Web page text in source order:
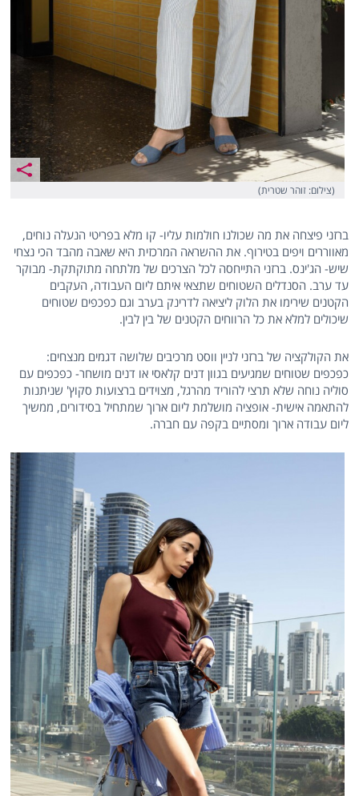
(צילום: זוהר שטרית)
ברזני פיצחה את מה שכולנו חולמות עליו- קו מלא בפריטי הנעלה נוחים,
מאווררים ויפים בטירוף. את ההשראה המרכזית היא שאבה מהבד הכי נצחי
שיש- הג'ינס. ברזני התייחסה לכל הצרכים של מלתחה מתוקתקת- מבוקר
עד ערב. הסנדלים השטוחים שתצאי איתם ליום העבודה, העקבים
הקטנים שירימו את הלוק ליציאה לדרינק בערב וגם כפכפים שטוחים
שיכולים למלא את כל הרווחים הקטנים של בין לבין.
את הקולקציה של ברזני לניין ווסט מרכיבים שלושה דגמים מנצחים:
כפכפים שטוחים שמגיעים בגוון דנים קלאסי או דנים מושחר- כפכפים עם
סוליה נוחה שלא תרצי להוריד מהרגל, מצוידים ברצועות סקוץ' שניתנות
להתאמה אישית- אופציה מושלמת ליום ארוך שמתחיל בסידורים, ממשיך
ליום עבודה ארוך ומסתיים בקפה עם חברה.